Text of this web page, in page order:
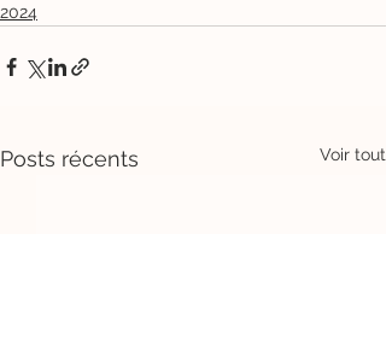
2024
Posts récents Voir tout